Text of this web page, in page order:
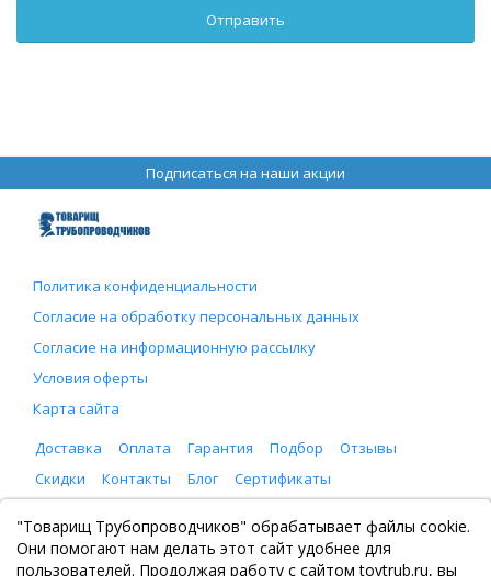
Подписаться на наши акции
Политика конфиденциальности
Согласие на обработку персональных данных
Согласие на информационную рассылку
Условия оферты
Карта сайта
Доставка
Оплата Гарантия Подбор
Отзывы
Скидки
Контакты Блог Сертификаты
ООО "Товарищ Трубопроводчиков"
Москва, Рязанский проспект 8, с. 2
+7 (495) 065-46-75
"Товарищ Трубопроводчиков" обрабатывает файлы cookie.
Они помогают нам делать этот сайт удобнее для
пользователей. Продолжая работу с сайтом tovtrub.ru, вы